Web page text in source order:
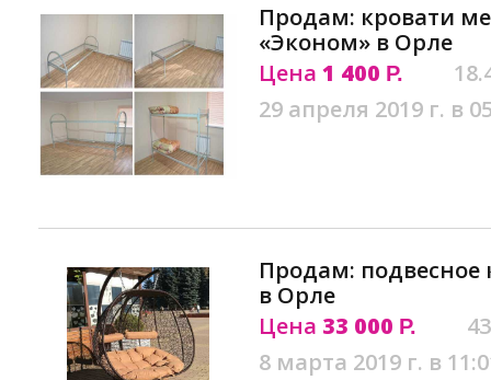
Продам: кровати
«Эконом» в Орле
Цена 1 400 Р.
29 апреля 2019 г. в
Продам: подвесное
в Орле
Цена 33 000 Р.
8 марта 2019 г. в